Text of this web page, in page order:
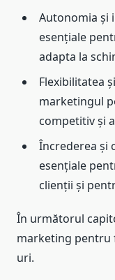
Autonomia și
esențiale
adapta la
Flexibilitatea
marketingul
competitiv și
Încrederea și
esențiale
clienții și
În următorul
marketing pentru
uri.